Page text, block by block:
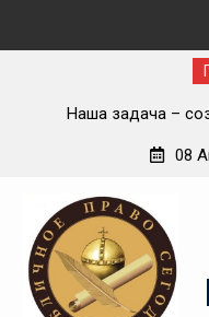
Наша задача –
08
содержимому